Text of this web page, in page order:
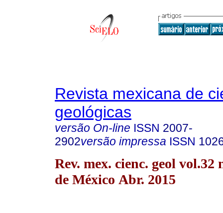
Revista mexicana de
geológicas
versão On-line ISSN 2007-
2902versão impressa ISSN
Rev. mex. cienc. geol vol.32
de México Abr. 2015